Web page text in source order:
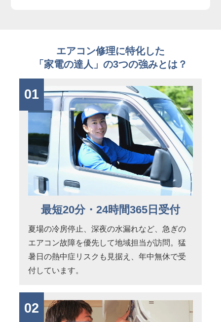
エアコン修理に特化した
「家電の達人」の3つの強みとは？
01
最短20分・24時間365日受付
夏場の冷房停止、深夜の水漏れなど、急ぎの
エアコン故障を優先して地域担当が訪問。猛
暑日の熱中症リスクも見据え、年中無休で受
付しています。
02